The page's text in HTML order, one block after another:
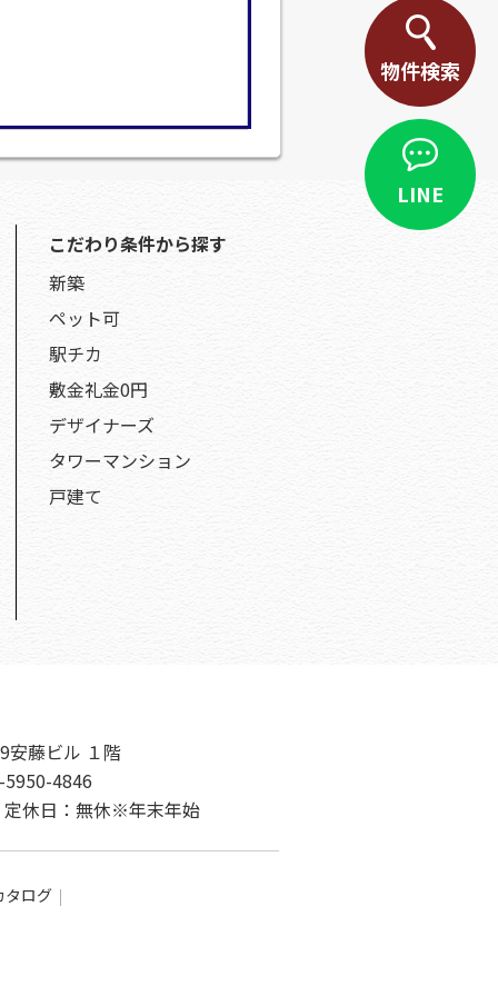
物件検索
LINE
こだわり条件から探す
新築
ペット可
駅チカ
敷金礼金0円
デザイナーズ
タワーマンション
戸建て
安藤ビル １階
5950-4846
休日：無休※年末年始
タログ